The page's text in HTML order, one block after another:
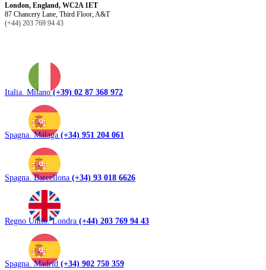
London, England, WC2A 1ET
87 Chancery Lane, Third Floor, A&T
(+44) 203 769 94 43
Italia. Milano(+39) 02 87 368 972
Spagna. Málaga (+34) 951 204 061
Spagna. Barcellona (+34) 93 018 6626
Regno Unito. Londra (+44) 203 769 94 43
Spagna. Madrid (+34) 902 750 359